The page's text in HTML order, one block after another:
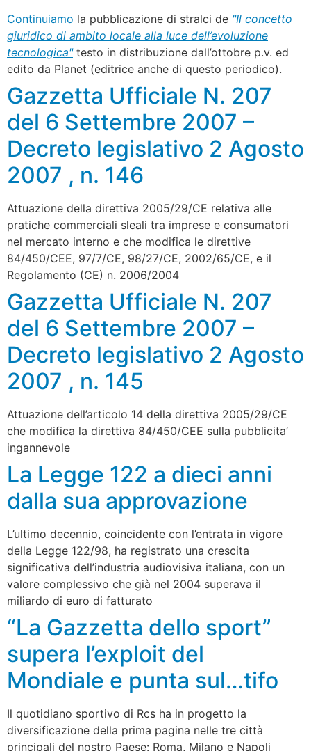
Continuiamo la pubblicazione di stralci de "Il concetto
giuridico di ambito locale alla luce dell’evoluzione
tecnologica"testo in distribuzione dall’ottobre p.v. ed
edito da Planet (editrice anche di questo periodico).
Gazzetta Ufficiale N. 207
del 6 Settembre 2007 –
Decreto legislativo 2 Agosto
2007 , n. 146
Attuazione della direttiva 2005/29/CE relativa alle
pratiche commerciali sleali tra imprese e consumatori
nel mercato interno e che modifica le direttive
84/450/CEE, 97/7/CE, 98/27/CE, 2002/65/CE, e il
Regolamento (CE) n. 2006/2004
Gazzetta Ufficiale N. 207
del 6 Settembre 2007 –
Decreto legislativo 2 Agosto
2007 , n. 145
Attuazione dell’articolo 14 della direttiva 2005/29/CE
che modifica la direttiva 84/450/CEE sulla pubblicita’
ingannevole
La Legge 122 a dieci anni
dalla sua approvazione
L’ultimo decennio, coincidente con l’entrata in vigore
della Legge 122/98, ha registrato una crescita
significativa dell’industria audiovisiva italiana, con un
valore complessivo che già nel 2004 superava il
miliardo di euro di fatturato
“La Gazzetta dello sport”
supera l’exploit del
Mondiale e punta sul…tifo
Il quotidiano sportivo di Rcs ha in progetto la
diversificazione della prima pagina nelle tre città
principali del nostro Paese: Roma, Milano e Napoli